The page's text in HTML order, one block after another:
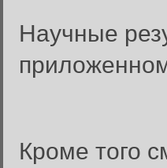
Научные
Кроме того